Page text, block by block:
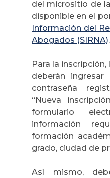
del micrositio de
disponible en el
Información del
Abogados (SIRNA).
Para la
deberán
contraseña
“Nueva
formulario
información
formación
grado, ciudad de
Así mismo,